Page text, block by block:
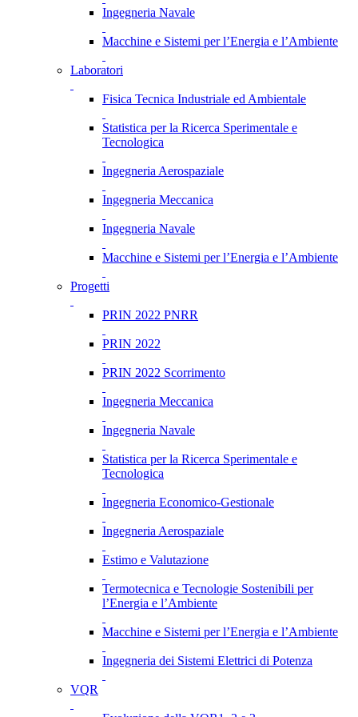
Ingegneria Navale
Macchine e Sistemi per l’Energia e l’Ambiente
Laboratori
Fisica Tecnica Industriale ed Ambientale
Statistica per la Ricerca Sperimentale e
Tecnologica
Ingegneria Aerospaziale
Ingegneria Meccanica
Ingegneria Navale
Macchine e Sistemi per l’Energia e l’Ambiente
Progetti
PRIN 2022 PNRR
PRIN 2022
PRIN 2022 Scorrimento
Ingegneria Meccanica
Ingegneria Navale
Statistica per la Ricerca Sperimentale e
Tecnologica
Ingegneria Economico-Gestionale
Ingegneria Aerospaziale
Estimo e Valutazione
Termotecnica e Tecnologie Sostenibili per
l’Energia e l’Ambiente
Macchine e Sistemi per l’Energia e l’Ambiente
Ingegneria dei Sistemi Elettrici di Potenza
VQR